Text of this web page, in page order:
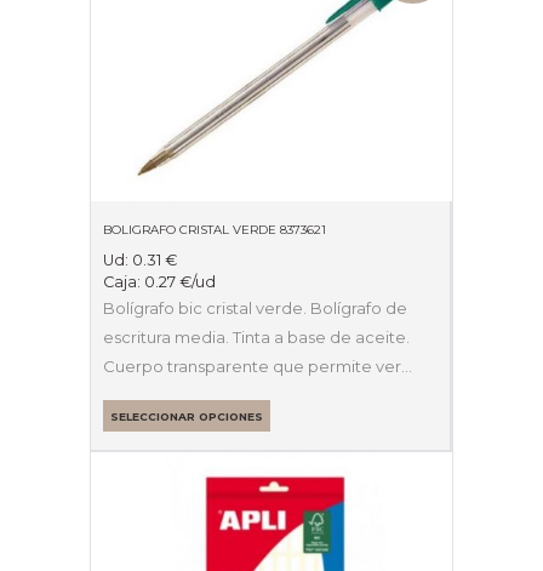
BOLIGRAFO CRISTAL VERDE 8373621
Ud: 0.31 €
Caja: 0.27 €/ud
Bolígrafo bic cristal verde. Bolígrafo de
escritura media. Tinta a base de aceite.
Cuerpo transparente que permite ver…
SELECCIONAR OPCIONES